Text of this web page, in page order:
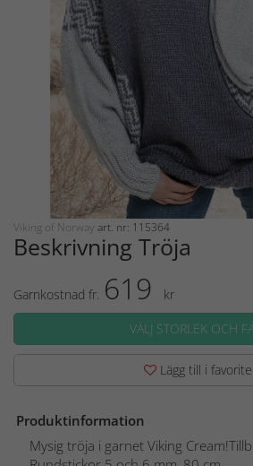
Viking of Norway art. nr: 115364
Beskrivning Tröja
Garnkostnad fr. 619
kr
VÄLJ STORLEK OCH
Lägg till i
Produktinformation
Mysig tröja i garnet Viking